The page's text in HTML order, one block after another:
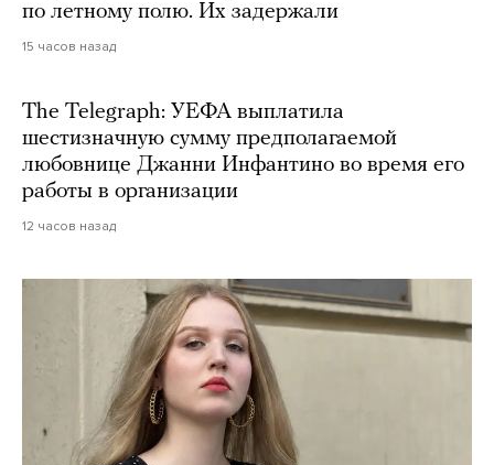
по летному полю. Их задержали
15 часов назад
The Telegraph: УЕФА выплатила
шестизначную сумму предполагаемой
любовнице Джанни Инфантино во время его
работы в организации
12 часов назад